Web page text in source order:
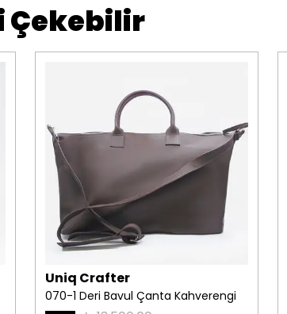
Çekebilir
Uniq Crafter
070-1 Deri Bavul Çanta Kahverengi